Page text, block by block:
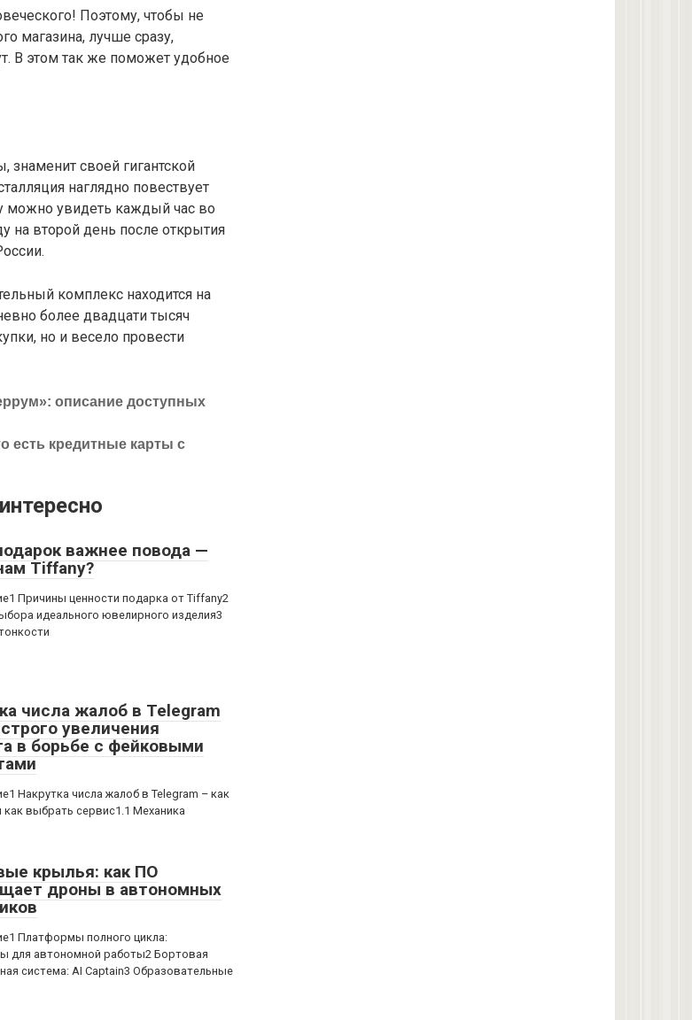
Поэтому, чтобы не
магазина, лучше сразу,
В этом так же поможет удобное
своей гигантской
наглядно повествует
можно увидеть каждый час во
на второй день после открытия
комплекс находится на
более двадцати тысяч
но и весело провести
описание доступных
есть кредитные карты с
важнее повода —
Tiffany?
Причины ценности подарка от Tiffany2
идеального ювелирного изделия3
числа жалоб в Telegram
увеличения
в борьбе с фейковыми
Накрутка числа жалоб в Telegram – как
как выбрать сервис1.1 Механика
крылья: как ПО
дроны в автономных
Платформы полного цикла:
для автономной работы2 Бортовая
система: AI Captain3 Образовательные